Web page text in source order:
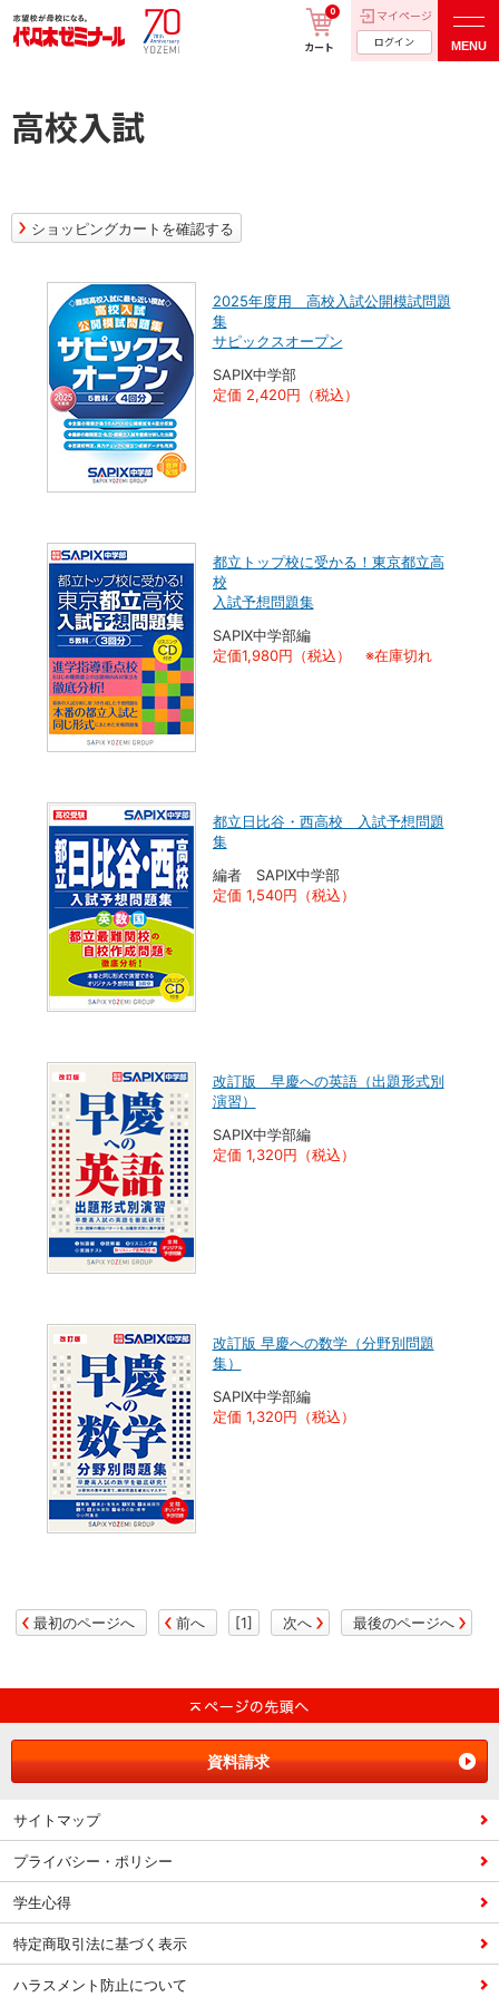
カート
0 マイページ
ログイン MENU
高校入試
ショッピングカートを確認する
2025年度用 高校入試公開模試問題
集
サピックスオープン
SAPIX中学部
定価 2,420円（税込）
都立トップ校に受かる！東京都立高
校
入試予想問題集
SAPIX中学部編
定価1,980円（税込） ※在庫切れ
都立日比谷・西高校 入試予想問題
集
編者 SAPIX中学部
定価 1,540円（税込）
改訂版 早慶への英語（出題形式別
演習）
SAPIX中学部編
定価 1,320円（税込）
改訂版 早慶への数学（分野別問題
集）
SAPIX中学部編
定価 1,320円（税込）
最初のページへ 前へ [1] 次へ 最後のページへ
資料請求
サイトマップ
プライバシー・ポリシー
学生心得
特定商取引法に基づく表示
ハラスメント防止について